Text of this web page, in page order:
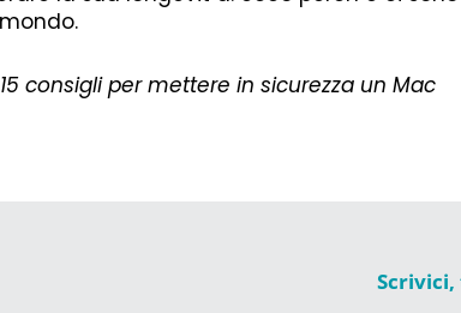
15 consigli per mettere in sicurezza un Mac